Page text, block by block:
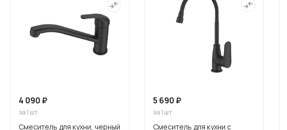
4 090 ₽
за 1 шт
Смеситель для кухни, черный
5 690 ₽
за 1 шт
Смеситель для кухни с